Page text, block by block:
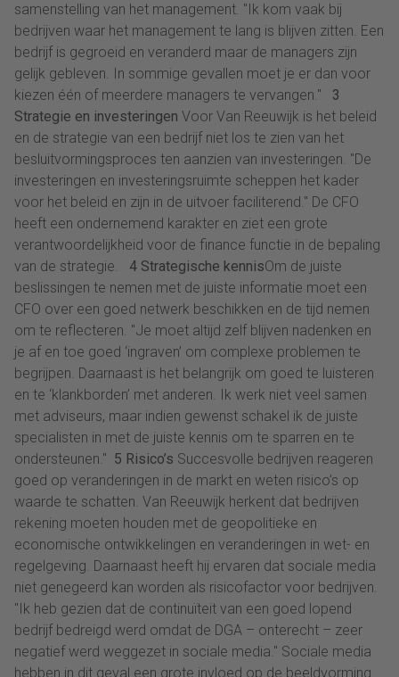
samenstelling van het management. "Ik kom vaak bij
bedrijven waar het management te lang is blijven zitten. Een
bedrijf is gegroeid en veranderd maar de managers zijn
gelijk gebleven. In sommige gevallen moet je er dan voor
kiezen één of meerdere managers te vervangen." 3
Strategie en investeringen Voor Van Reeuwijk is het beleid
en de strategie van een bedrijf niet los te zien van het
besluitvormingsproces ten aanzien van investeringen. "De
investeringen en investeringsruimte scheppen het kader
voor het beleid en zijn in de uitvoer faciliterend." De CFO
heeft een ondernemend karakter en ziet een grote
verantwoordelijkheid voor de finance functie in de bepaling
van de strategie. 4 Strategische kennisOm de juiste
beslissingen te nemen met de juiste informatie moet een
CFO over een goed netwerk beschikken en de tijd nemen
om te reflecteren. "Je moet altijd zelf blijven nadenken en
je af en toe goed ‘ingraven’ om complexe problemen te
begrijpen. Daarnaast is het belangrijk om goed te luisteren
en te ‘klankborden’ met anderen. Ik werk niet veel samen
met adviseurs, maar indien gewenst schakel ik de juiste
specialisten in met de juiste kennis om te sparren en te
ondersteunen." 5 Risico’s Succesvolle bedrijven reageren
goed op veranderingen in de markt en weten risico’s op
waarde te schatten. Van Reeuwijk herkent dat bedrijven
rekening moeten houden met de geopolitieke en
economische ontwikkelingen en veranderingen in wet- en
regelgeving. Daarnaast heeft hij ervaren dat sociale media
niet genegeerd kan worden als risicofactor voor bedrijven.
"Ik heb gezien dat de continuïteit van een goed lopend
bedrijf bedreigd werd omdat de DGA – onterecht – zeer
negatief werd weggezet in sociale media." Sociale media
hebben in dit geval een grote invloed op de beeldvorming